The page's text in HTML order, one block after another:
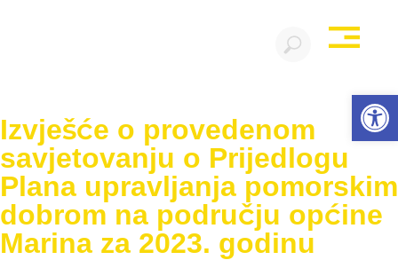
Izvješće o provedenom
savjetovanju o Prijedlogu
Plana upravljanja pomorskim
dobrom na području općine
Marina za 2023. godinu